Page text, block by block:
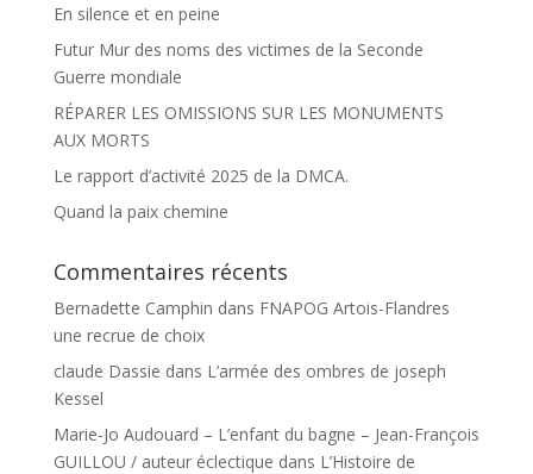
En silence et en peine
Futur Mur des noms des victimes de la Seconde
Guerre mondiale
RÉPARER LES OMISSIONS SUR LES MONUMENTS
AUX MORTS
Le rapport d’activité 2025 de la DMCA.
Quand la paix chemine
Commentaires récents
Bernadette Camphin dans FNAPOG Artois-Flandres
une recrue de choix
claude Dassie dans L’armée des ombres de joseph
Kessel
Marie-Jo Audouard – L’enfant du bagne – Jean-François
GUILLOU / auteur éclectique dans L’Histoire de